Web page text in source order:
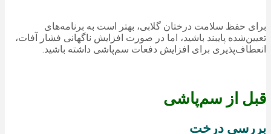
برای حفظ سلامت درختان گلابی، بهتر است به برنامه‌های
تعیین‌شده پایبند باشید، اما در صورت افزایش ناگهانی فشار آفات،
انعطاف‌پذیری برای افزایش دفعات سم‌پاشی داشته باشید.
قبل از سم‌پاشی
بررسی درخت